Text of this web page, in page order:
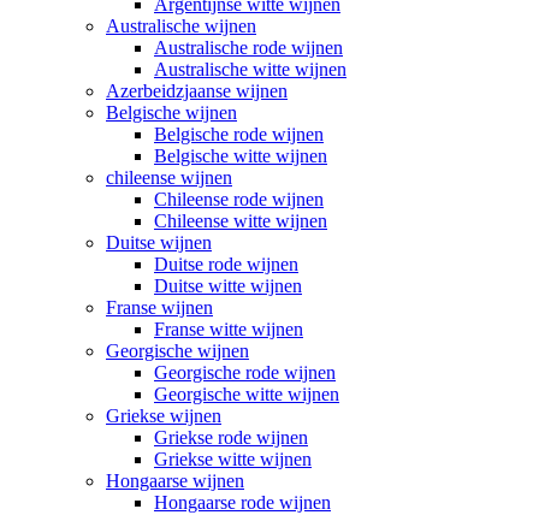
Australische wijnen
Australische rode wijnen
Australische witte wijnen
Azerbeidzjaanse wijnen
Belgische wijnen
Belgische rode wijnen
Belgische witte wijnen
chileense wijnen
Chileense rode wijnen
Chileense witte wijnen
Duitse wijnen
Duitse rode wijnen
Duitse witte wijnen
Franse wijnen
Franse witte wijnen
Georgische wijnen
Georgische rode wijnen
Georgische witte wijnen
Griekse wijnen
Griekse rode wijnen
Griekse witte wijnen
Hongaarse wijnen
Hongaarse rode wijnen